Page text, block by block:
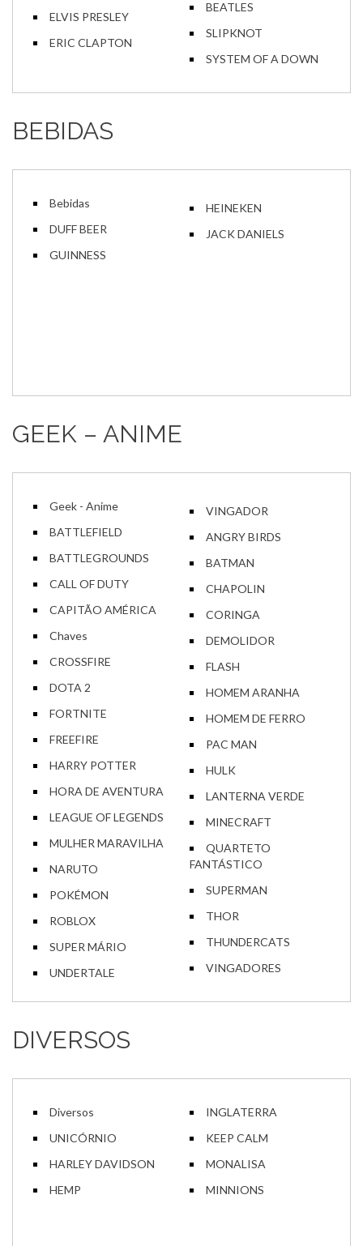
ELVIS PRESLEY
ERIC CLAPTON
BEATLES
SLIPKNOT
SYSTEM OF A DOWN
BEBIDAS
Bebidas
DUFF BEER
GUINNESS
HEINEKEN
JACK DANIELS
GEEK – ANIME
Geek - Anime
BATTLEFIELD
BATTLEGROUNDS
CALL OF DUTY
CAPITÃO AMÉRICA
Chaves
CROSSFIRE
DOTA 2
FORTNITE
FREEFIRE
HARRY POTTER
HORA DE AVENTURA
LEAGUE OF LEGENDS
MULHER MARAVILHA
NARUTO
POKÉMON
ROBLOX
SUPER MÁRIO
UNDERTALE
VINGADOR
ANGRY BIRDS
BATMAN
CHAPOLIN
CORINGA
DEMOLIDOR
FLASH
HOMEM ARANHA
HOMEM DE FERRO
PAC MAN
HULK
LANTERNA VERDE
MINECRAFT
QUARTETO
FANTÁSTICO
SUPERMAN
THOR
THUNDERCATS
VINGADORES
DIVERSOS
Diversos
UNICÓRNIO
HARLEY DAVIDSON
HEMP
INGLATERRA
KEEP CALM
MONALISA
MINNIONS